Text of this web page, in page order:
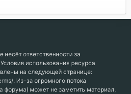
ответственности за
использования ресурса
на следующей странице:
. Из-за огромного потока
форума) может не заметить материал,